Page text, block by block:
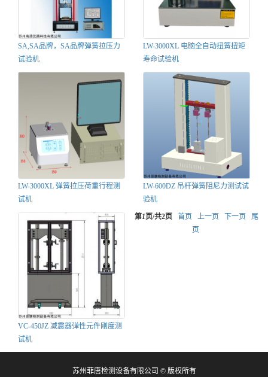
SA,SA品牌，SA品牌弹簧拉压力
试验机
LW-3000XL 电脑全自动扭簧扭矩
寿命试验机
LW-3000XL 弹簧拉压荷重行程测
试机
LW-600DZ 吊杆弹簧阻尼力测试试
验机
VC-450JZ 减震器弹性元件刚度测
试机
第1页/共2页 首页 上一页 下一页
尾
页
苏州菲唐检测设备有限公司 © 版权所有